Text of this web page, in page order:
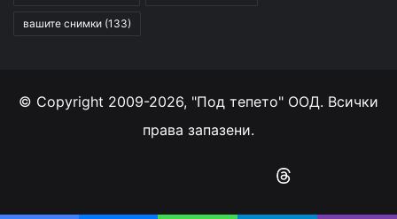
вашите снимки (133)
© Copyright 2009-2026, "Под тепето" ООД. Всички
права запазени.
Instagram
RSS